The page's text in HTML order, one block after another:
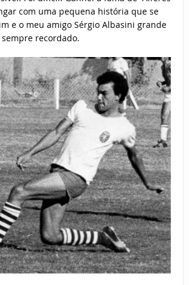
com uma pequena história que se
e o meu amigo Sérgio Albasini grande
recordado.